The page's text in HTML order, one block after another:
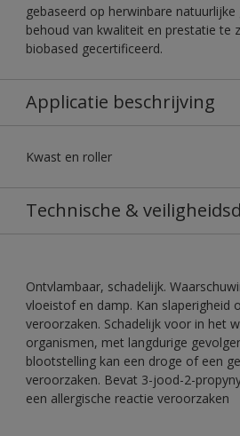
gebaseerd op herwinbare
behoud van kwaliteit en prestatie te
biobased gecertificeerd.
Applicatie beschrijving
Kwast en roller
Technische &
Ontvlambaar, schadelijk.
vloeistof en damp. Kan slaperigheid
veroorzaken. Schadelijk voor in het
organismen, met langdurige
blootstelling kan een droge of een
veroorzaken. Bevat 3-jood-2-
een allergische reactie veroorzaken